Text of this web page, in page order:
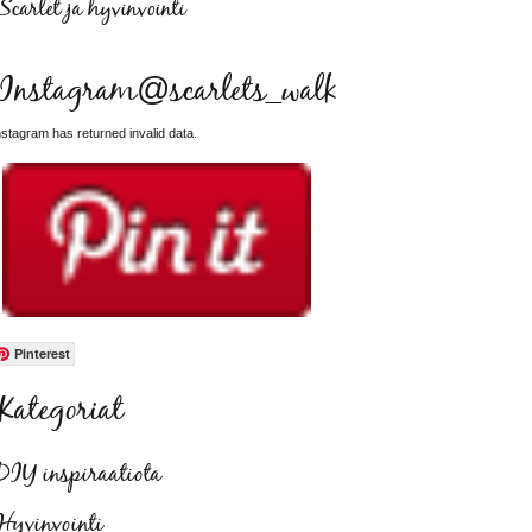
Scarlet ja hyvinvointi
Instagram@scarlets_walk
has returned invalid data.
Pinterest
Kategoriat
inspiraatiota